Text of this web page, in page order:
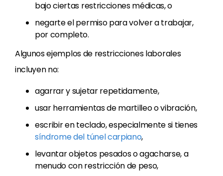
bajo ciertas restricciones médicas, o
negarte el permiso para volver a trabajar,
por completo.
Algunos ejemplos de restricciones laborales
incluyen no:
agarrar y sujetar repetidamente,
usar herramientas de martilleo o vibración,
escribir en teclado, especialmente si tienes
síndrome del túnel carpiano,
levantar objetos pesados o agacharse, a
menudo con restricción de peso,